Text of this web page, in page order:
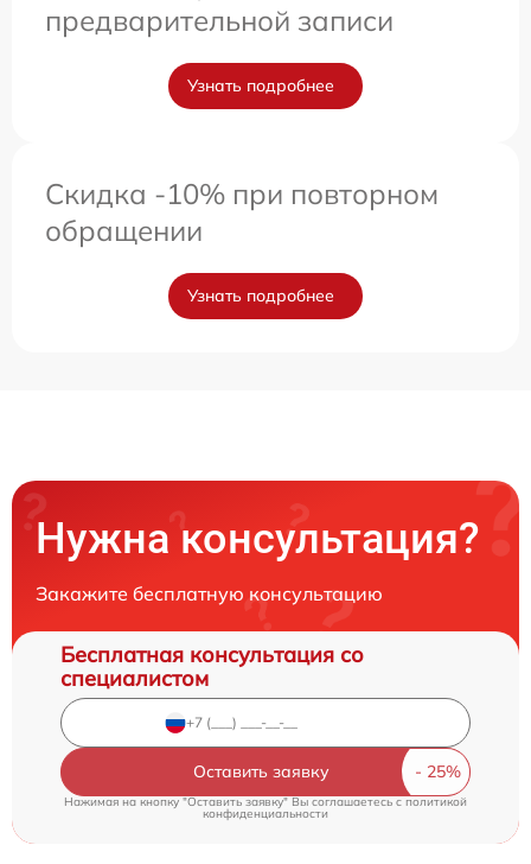
предварительной записи
Узнать подробнее
Скидка -10% при повторном
обращении
Узнать подробнее
Нужна консультация?
Закажите бесплатную консультацию
Бесплатная консультация со
специалистом
Оставить заявку
Нажимая на кнопку "Оставить заявку" Вы соглашаетесь cполитикой
конфиденциальности